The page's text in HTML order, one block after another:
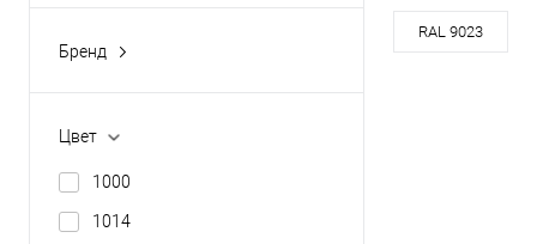
полимерным покрытием
оцинкованная сталь с
Бренд
Цвет
1000
1014
RAL 9023